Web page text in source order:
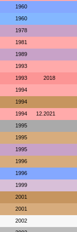
1960
1960
1978
1981
1989
1993
1993 2018
1994
1994
1994 12.2021
1995
1995
1995
1996
1996
1999
2001
2001
2002